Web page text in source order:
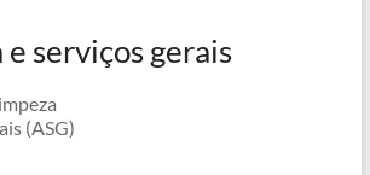
e serviços gerais
(ASG)